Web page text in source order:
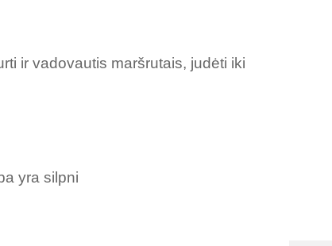
ir vadovautis maršrutais, judėti iki
yra silpni